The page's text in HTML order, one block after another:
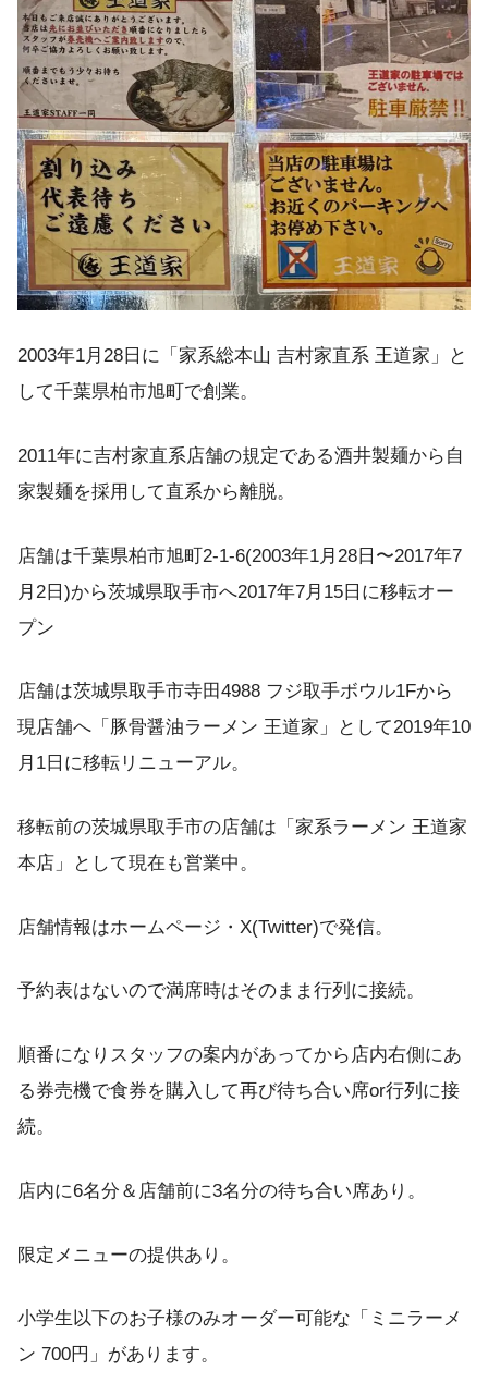
2003年1月28日に「家系総本山 吉村家直系 王道家」と
して千葉県柏市旭町で創業。
2011年に吉村家直系店舗の規定である酒井製麺から自
家製麺を採用して直系から離脱。
店舗は千葉県柏市旭町2-1-6(2003年1月28日〜2017年7
月2日)から茨城県取手市へ2017年7月15日に移転オー
プン
店舗は茨城県取手市寺田4988 フジ取手ボウル1Fから
現店舗へ「豚骨醤油ラーメン 王道家」として2019年10
月1日に移転リニューアル。
移転前の茨城県取手市の店舗は「家系ラーメン 王道家
本店」として現在も営業中。
店舗情報はホームページ・X(Twitter)で発信。
予約表はないので満席時はそのまま行列に接続。
順番になりスタッフの案内があってから店内右側にあ
る券売機で食券を購入して再び待ち合い席or行列に接
続。
店内に6名分＆店舗前に3名分の待ち合い席あり。
限定メニューの提供あり。
小学生以下のお子様のみオーダー可能な「ミニラーメ
ン 700円」があります。